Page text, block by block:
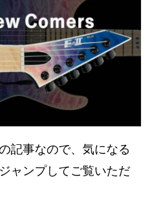
記事なので、気になる
ャンプしてご覧いただ